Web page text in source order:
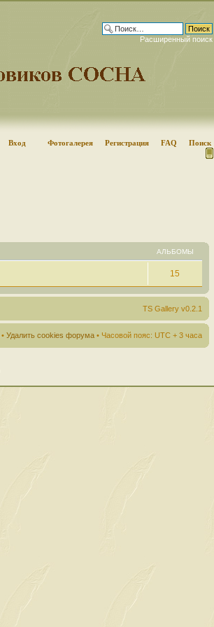
Расширенный поиск
Вход Фотогалерея Регистрация FAQ Поиск
АЛЬБОМЫ
15
TS Gallery v0.2.1
• Удалить cookies форума • Часовой пояс: UTC + 3 часа